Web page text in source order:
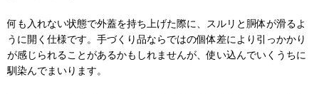
何も入れない状態で外蓋を持ち上げた際に、スルリと胴体が滑るよ
うに開く仕様です。手づくり品ならではの個体差により引っかかり
が感じられることがあるかもしれませんが、使い込んでいくうちに
馴染んでまいります。